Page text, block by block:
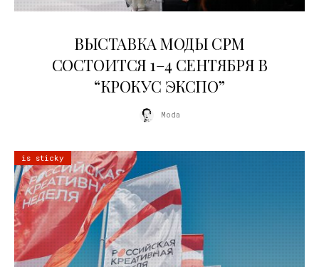
ВЫСТАВКА МОДЫ CPM
СОСТОИТСЯ 1–4 СЕНТЯБРЯ В
“КРОКУС ЭКСПО”
Moda
is sticky